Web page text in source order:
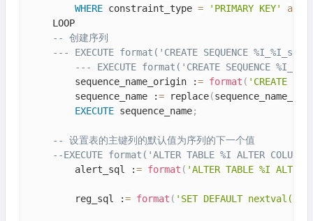
WHERE constraint_type = 'PRIMARY KEY' and
    LOOP
-- 创建序列
--- EXECUTE format('CREATE SEQUENCE
--- EXECUTE format('CREATE
        sequence_name_origin :
= format ( 'CREATE
        sequence_name :
= replace(
EXECUTE sequence_name;
-- 设置表的主键列的默认值为序列的下一个值
--EXECUTE format('ALTER TABLE %I ALTER
        alert_sql :
= format ( 'ALTER TABLE %I ALTER
        reg_sql :
= format ( 'SET DEFAULT nextval('